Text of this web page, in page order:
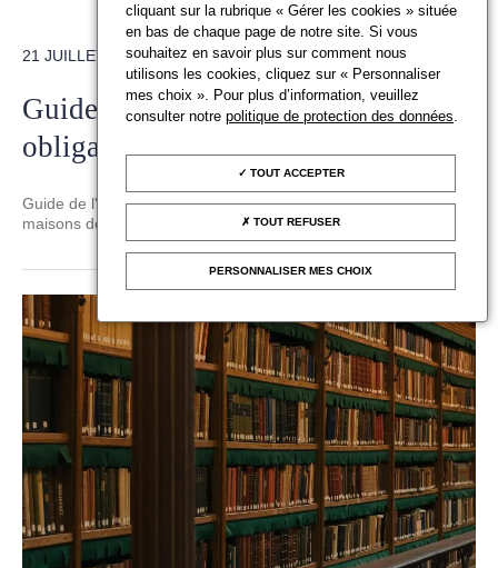
21 JUILLET 2025
Guide de l'application des
obligations de LCB-FT
Guide de l'application des obligations de LCB-FT pour les
maisons de vente
cliquant sur la rubrique « Gérer les cookies » située
en bas de chaque page de notre site. Si vous
souhaitez en savoir plus sur comment nous
utilisons les cookies, cliquez sur « Personnaliser
mes choix ». Pour plus d’information, veuillez
consulter notrepolitique de protection des données.
TOUT ACCEPTER
TOUT REFUSER
PERSONNALISER MES CHOIX